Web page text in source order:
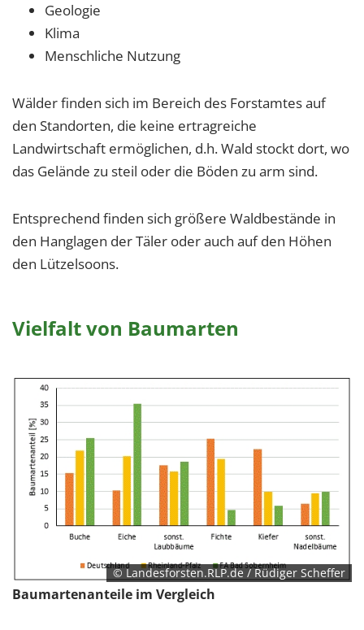
Geologie
Klima
Menschliche Nutzung
Wälder finden sich im Bereich des Forstamtes auf
den Standorten, die keine ertragreiche
Landwirtschaft ermöglichen, d.h. Wald stockt dort, wo
das Gelände zu steil oder die Böden zu arm sind.
Entsprechend finden sich größere Waldbestände in
den Hanglagen der Täler oder auch auf den Höhen
den Lützelsoons.
Vielfalt von Baumarten
© Landesforsten.RLP.de / Rüdiger Scheffer
Baumartenanteile im Vergleich